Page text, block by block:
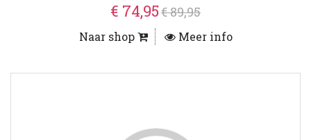
€ 74,95€ 89,95
Naar shop Meer info